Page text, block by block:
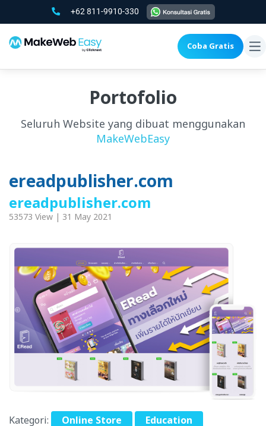
+62 811-9910-330
Coba Gratis
Portofolio
Seluruh Website yang dibuat menggunakan
MakeWebEasy
ereadpublisher.com
ereadpublisher.com
53573 View | 31 May 2021
Kategori: Online Store Education